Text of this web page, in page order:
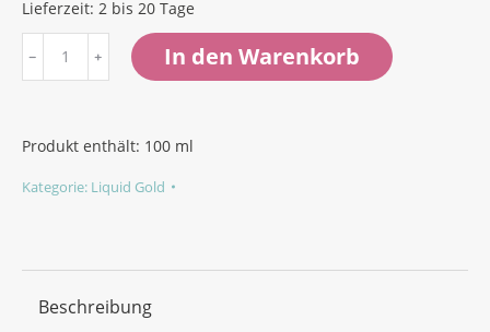
Lieferzeit: 2 bis 20 Tage
Revitalizing
AHA
Lotion
Menge
In den Warenkorb
Produkt enthält: 100 ml
Kategorie: Liquid Gold
Beschreibung